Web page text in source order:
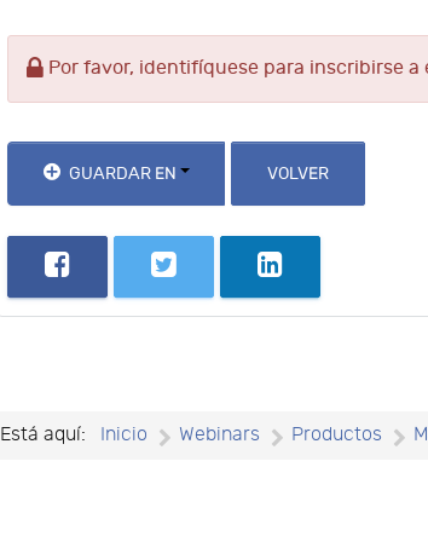
Por favor, identifíquese para inscribirse a
GUARDAR EN VOLVER
Está aquí: Inicio Webinars Productos